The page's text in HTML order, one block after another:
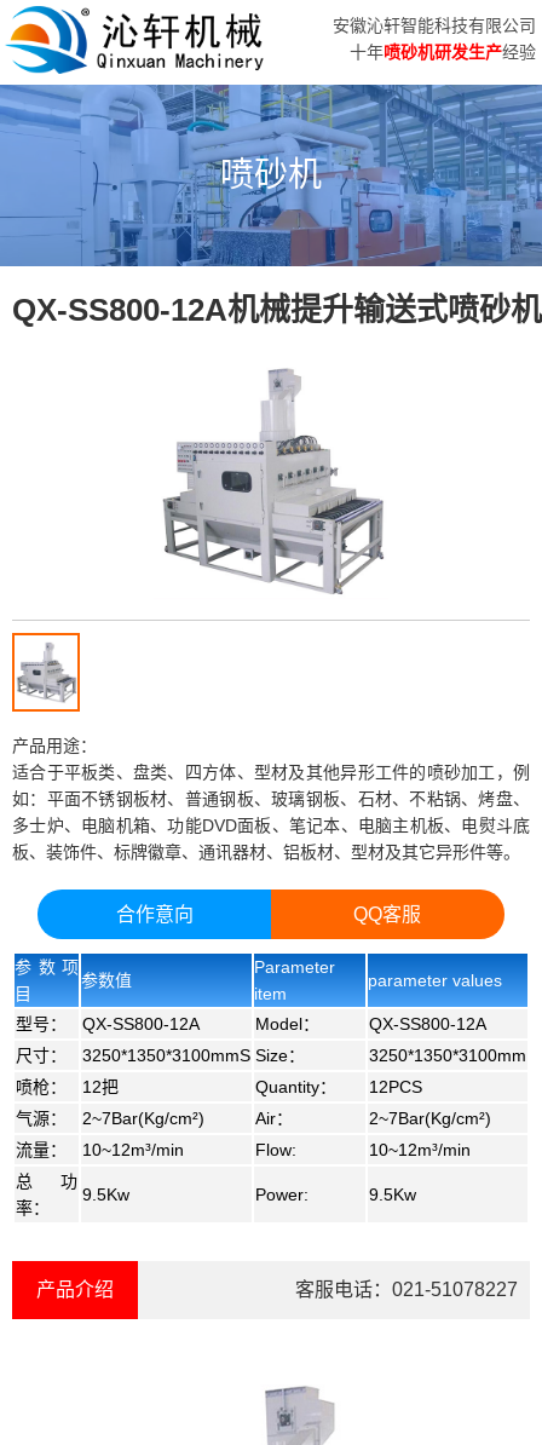
安徽沁轩智能科技有限公司
十年喷砂机研发生产经验
喷砂机
QX-SS800-12A机械提升输送式喷砂机
产品用途：
适合于平板类、盘类、四方体、型材及其他异形工件的喷砂加工，例
如：平面不锈钢板材、普通钢板、玻璃钢板、石材、不粘锅、烤盘、
多士炉、电脑机箱、功能DVD面板、笔记本、电脑主机板、电熨斗底
板、装饰件、标牌徽章、通讯器材、铝板材、型材及其它异形件等。
合作意向 QQ客服
参数项
目
参数值
Parameter
item
parameter values
型号： QX-SS800-12A Model：
QX-SS800-12A
尺寸：
3250*1350*3100mmS Size：
3250*1350*3100mm
喷枪：
12把 Quantity：
12PCS
气源：
2~7Bar(Kg/cm²) Air：
2~7Bar(Kg/cm²)
流量：
10~12m³/min Flow:
10~12m³/min
总功
率：
9.5Kw Power: 9.5Kw
产品介绍 客服电话： 021-51078227